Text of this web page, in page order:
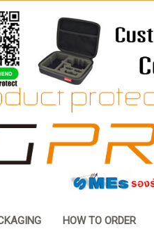
HOW TO ORDER